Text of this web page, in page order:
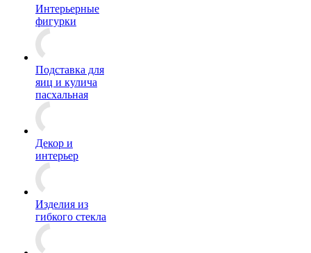
Интерьерные
фигурки
Подставка для
яиц и кулича
пасхальная
Декор и
интерьер
Изделия из
гибкого стекла